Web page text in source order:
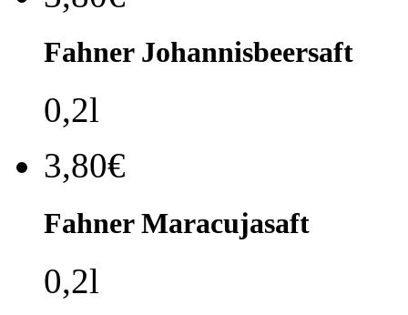
Fahner Johannisbeersaft
0,2l
3,80€
Fahner Maracujasaft
0,2l